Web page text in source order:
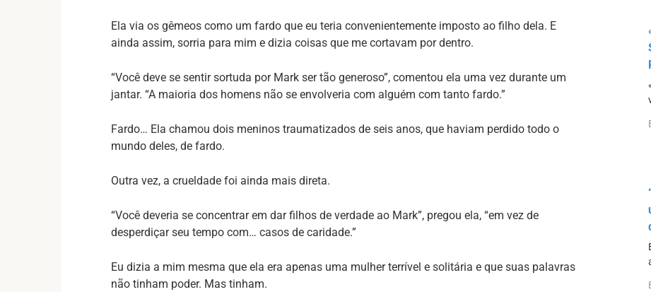
Ela via os gêmeos como um fardo que eu teria convenientemente imposto ao filho dela. E
ainda assim, sorria para mim e dizia coisas que me cortavam por dentro.
“Você deve se sentir sortuda por Mark ser tão generoso”, comentou ela uma vez durante um
jantar. “A maioria dos homens não se envolveria com alguém com tanto fardo.”
Fardo… Ela chamou dois meninos traumatizados de seis anos, que haviam perdido todo o
mundo deles, de fardo.
Outra vez, a crueldade foi ainda mais direta.
“Você deveria se concentrar em dar filhos de verdade ao Mark”, pregou ela, “em vez de
desperdiçar seu tempo com… casos de caridade.”
Eu dizia a mim mesma que ela era apenas uma mulher terrível e solitária e que suas palavras
não tinham poder. Mas tinham.